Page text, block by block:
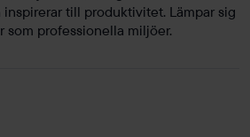
till produktivitet. Lämpar sig
som professionella miljöer.